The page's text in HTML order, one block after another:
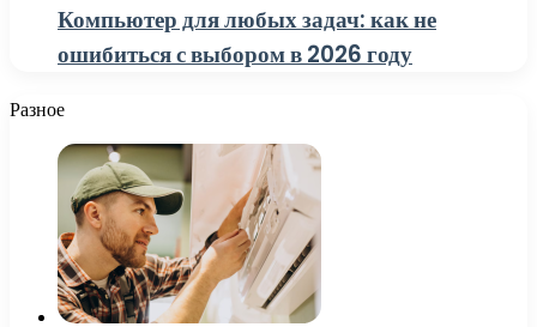
Компьютер для любых задач: как не
ошибиться с выбором в 2026 году
Разное